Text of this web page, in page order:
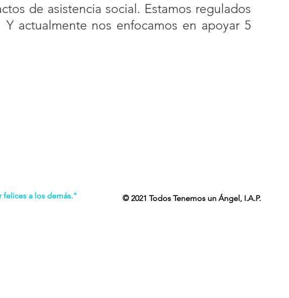
de asistencia social. Estamos regulados
actualmente nos enfocamos en apoyar 5
felices a los demás."
© 2021 Todos Tenemos un Ángel, I.A.P.